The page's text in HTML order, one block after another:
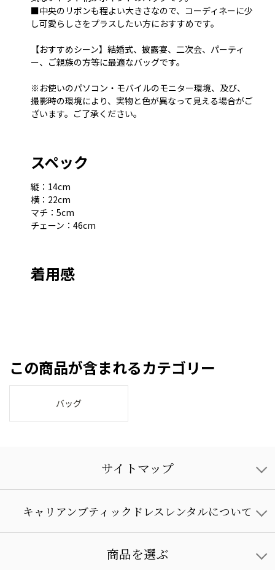
■中央のリボンも程よい大きさなので、コーディネーに少
し可愛らしさをプラスしたい方におすすめです。
【おすすめシーン】結婚式、披露宴、二次会、パーティ
ー、ご親族の方等に最適なバッグです。
※お使いのパソコン・モバイルのモニター環境、及び、
撮影時の環境により、実物と色が異なって見える場合がご
ざいます。ご了承ください。
スペック
縦：14cm
横：22cm
マチ：5cm
チェーン：46cm
着用感
この商品が含まれるカテゴリー
バッグ
サイトマップ
キャリアンブティックドレスレンタルについて
商品を選ぶ